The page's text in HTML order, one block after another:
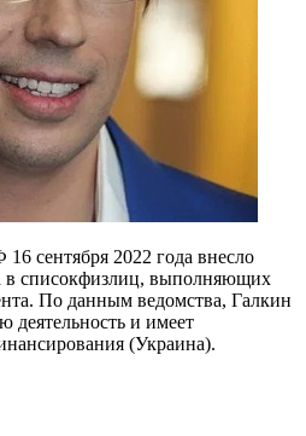
сентября 2022 года внесло
списокфизлиц, выполняющих
По данным ведомства, Галкин
деятельность и имеет
(Украина).